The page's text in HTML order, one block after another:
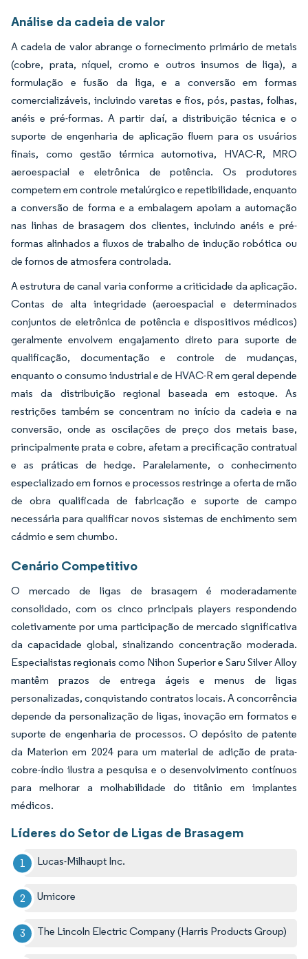
Análise da cadeia de valor
A cadeia de valor abrange o fornecimento primário de metais
(cobre, prata, níquel, cromo e outros insumos de liga), a
formulação e fusão da liga, e a conversão em formas
comercializáveis, incluindo varetas e fios, pós, pastas, folhas,
anéis e pré-formas. A partir daí, a distribuição técnica e o
suporte de engenharia de aplicação fluem para os usuários
finais, como gestão térmica automotiva, HVAC-R, MRO
aeroespacial e eletrônica de potência. Os produtores
competem em controle metalúrgico e repetibilidade, enquanto
a conversão de forma e a embalagem apoiam a automação
nas linhas de brasagem dos clientes, incluindo anéis e pré-
formas alinhados a fluxos de trabalho de indução robótica ou
de fornos de atmosfera controlada.
A estrutura de canal varia conforme a criticidade da aplicação.
Contas de alta integridade (aeroespacial e determinados
conjuntos de eletrônica de potência e dispositivos médicos)
geralmente envolvem engajamento direto para suporte de
qualificação, documentação e controle de mudanças,
enquanto o consumo industrial e de HVAC-R em geral depende
mais da distribuição regional baseada em estoque. As
restrições também se concentram no início da cadeia e na
conversão, onde as oscilações de preço dos metais base,
principalmente prata e cobre, afetam a precificação contratual
e as práticas de hedge. Paralelamente, o conhecimento
especializado em fornos e processos restringe a oferta de mão
de obra qualificada de fabricação e suporte de campo
necessária para qualificar novos sistemas de enchimento sem
cádmio e sem chumbo.
Cenário Competitivo
O mercado de ligas de brasagem é moderadamente
consolidado, com os cinco principais players respondendo
coletivamente por uma participação de mercado significativa
da capacidade global, sinalizando concentração moderada.
Especialistas regionais como Nihon Superior e Saru Silver Alloy
mantêm prazos de entrega ágeis e menus de ligas
personalizadas, conquistando contratos locais. A concorrência
depende da personalização de ligas, inovação em formatos e
suporte de engenharia de processos. O depósito de patente
da Materion em 2024 para um material de adição de prata-
cobre-índio ilustra a pesquisa e o desenvolvimento contínuos
para melhorar a molhabilidade do titânio em implantes
médicos.
Líderes do Setor de Ligas de Brasagem
Lucas-Milhaupt Inc.
Umicore
The Lincoln Electric Company (Harris Products Group)